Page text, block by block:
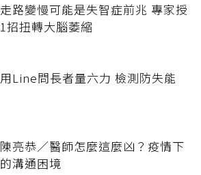
走路變慢可能是失智症前兆 專家授
1招扭轉大腦萎縮
用Line問長者量六力 檢測防失能
陳亮恭／醫師怎麼這麼凶？疫情下
的溝通困境